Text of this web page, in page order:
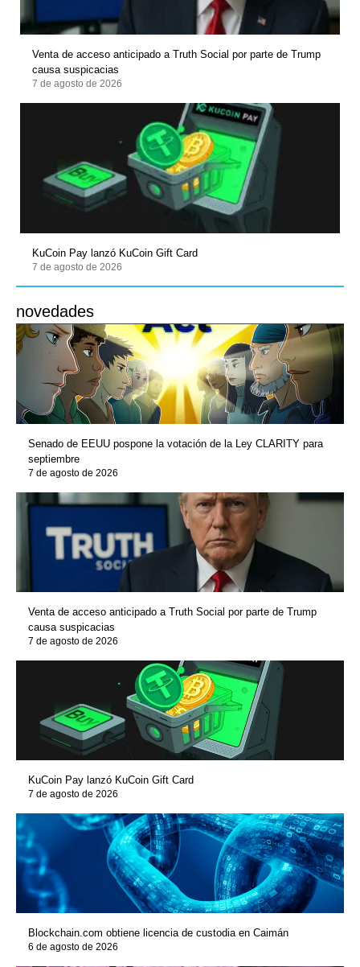
Venta de acceso anticipado a Truth Social por parte de Trump
causa suspicacias
7 de agosto de 2026
KuCoin Pay lanzó KuCoin Gift Card
7 de agosto de 2026
novedades
Senado de EEUU pospone la votación de la Ley CLARITY para
septiembre
7 de agosto de 2026
Venta de acceso anticipado a Truth Social por parte de Trump
causa suspicacias
7 de agosto de 2026
KuCoin Pay lanzó KuCoin Gift Card
7 de agosto de 2026
Blockchain.com obtiene licencia de custodia en Caimán
6 de agosto de 2026